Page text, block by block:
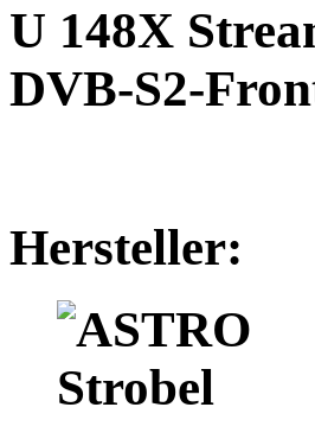
U 148X
DVB-S2-
Hersteller: